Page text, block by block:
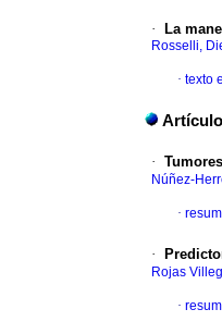
· La
Rosselli,
· texto
·
Núñez-
·
·
Rojas
·